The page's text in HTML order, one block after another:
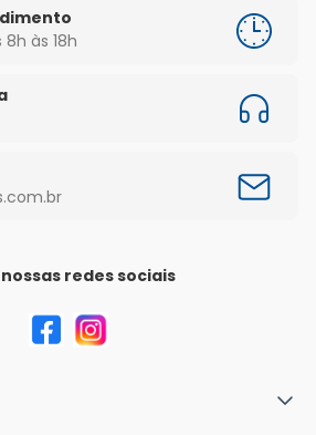
às 18h
nossas redes sociais